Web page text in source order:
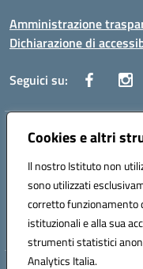
Cookies e altri
Il nostro Istituto non
sono utilizzati
corretto funzionamento
istituzionali e alla sua
strumenti statistici
Analytics Italia.
Amministrazione
Dichiarazione di
Seguici su:
Indirizzo:Via Vaccari n.5 e
Posta elettronica certificata
Codice fiscale:
Codice meccanografico: